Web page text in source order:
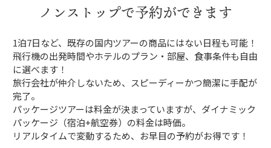
ノンストップで予約ができます
1泊7日など、既存の国内ツアーの商品にはない日程も可能！
飛行機の出発時間やホテルのプラン・部屋、食事条件も自由
に選べます！
旅行会社が仲介しないため、スピーディーかつ簡潔に手配が
完了。
パッケージツアーは料金が決まっていますが、ダイナミック
パッケージ（宿泊+航空券）の料金は時価。
リアルタイムで変動するため、お早目の予約がお得です！